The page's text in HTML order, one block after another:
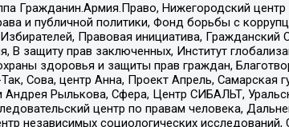
Гражданин.Армия.Право, Нижегородский
и публичной политики, Фонд борьбы с
Правовая инициатива,
В защиту прав заключенных, Институт
здоровья и защиты прав граждан,
Сова, центр Анна, Проект Апрель,
Андрея Рылькова, Сфера, Центр СИБАЛЬТ,
центр по правам человека,
независимых социологических